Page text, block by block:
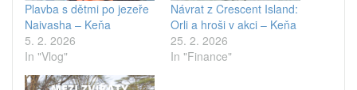
Plavba s dětmi po jezeře
Naivasha – Keňa
5. 2. 2026
In "Vlog"
Návrat z Crescent Island:
Orli a hroši v akci – Keňa
25. 2. 2026
In "Finance"